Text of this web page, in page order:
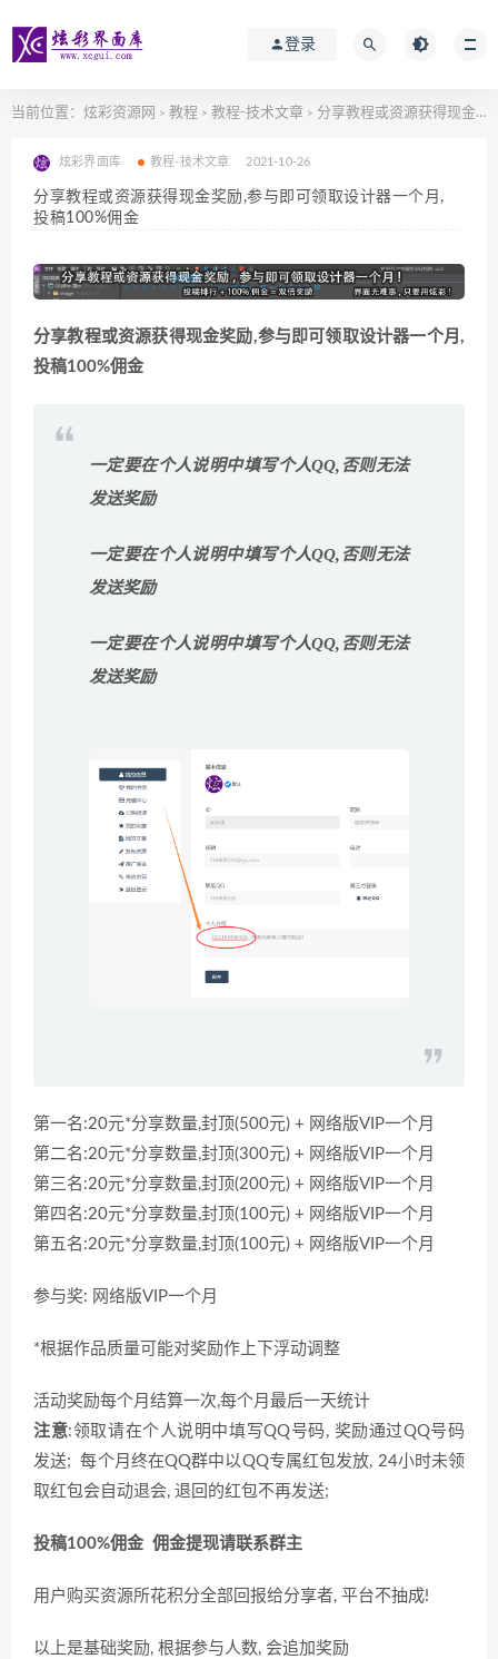
登录
当前位置： 炫彩资源网 > 教程 > 教程-技术文章 > 分享教程或资源获得现金奖励,参与即可领取设计器一个月, 投稿100%佣金
炫彩界面库 教程-技术文章 2021-10-26
分享教程或资源获得现金奖励,参与即可领取设计器一个月,
投稿100%佣金
分享教程或资源获得现金奖励,参与即可领取设计器一个月,
投稿100%佣金
一定要在个人说明中填写个人QQ,否则无法
发送奖励
一定要在个人说明中填写个人QQ,否则无法
发送奖励
一定要在个人说明中填写个人QQ,否则无法
发送奖励
第一名:20元*分享数量,封顶(500元) + 网络版VIP一个月
第二名:20元*分享数量,封顶(300元) + 网络版VIP一个月
第三名:20元*分享数量,封顶(200元) + 网络版VIP一个月
第四名:20元*分享数量,封顶(100元) + 网络版VIP一个月
第五名:20元*分享数量,封顶(100元) + 网络版VIP一个月
参与奖: 网络版VIP一个月
*根据作品质量可能对奖励作上下浮动调整
活动奖励每个月结算一次,每个月最后一天统计
注意:领取请在个人说明中填写QQ号码, 奖励通过QQ号码
发送; 每个月终在QQ群中以QQ专属红包发放, 24小时未领
取红包会自动退会, 退回的红包不再发送;
投稿100%佣金 佣金提现请联系群主
用户购买资源所花积分全部回报给分享者, 平台不抽成!
以上是基础奖励, 根据参与人数, 会追加奖励